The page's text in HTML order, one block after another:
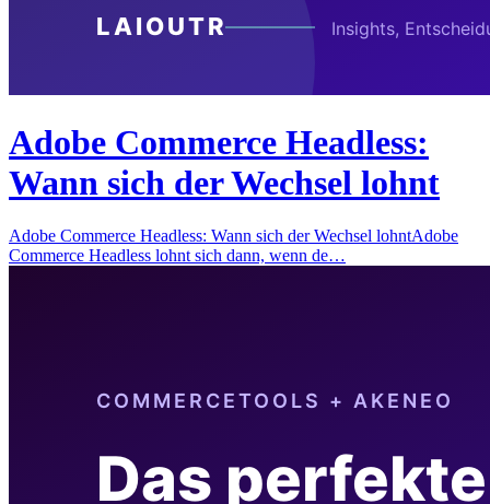
Adobe Commerce Headless:
Wann sich der Wechsel lohnt
Adobe Commerce Headless: Wann sich der Wechsel lohntAdobe
Commerce Headless lohnt sich dann, wenn de…